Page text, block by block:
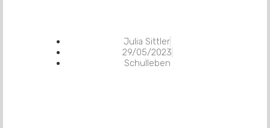
Julia Sittler
29/05/2023
Schulleben